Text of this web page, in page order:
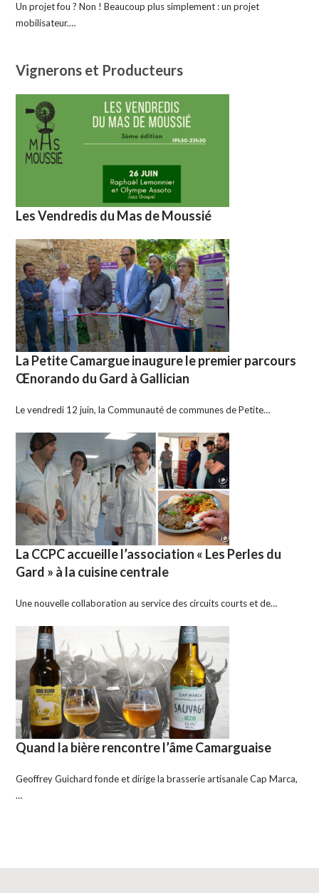
Un projet fou ? Non ! Beaucoup plus simplement : un projet
mobilisateur.…
Vignerons et Producteurs
Les Vendredis du Mas de Moussié
La Petite Camargue inaugure le premier parcours
Œnorando du Gard à Gallician
Le vendredi 12 juin, la Communauté de communes de Petite…
La CCPC accueille l’association « Les Perles du
Gard » à la cuisine centrale
Une nouvelle collaboration au service des circuits courts et de…
Quand la bière rencontre l’âme Camarguaise
Geoffrey Guichard fonde et dirige la brasserie artisanale Cap Marca,
…